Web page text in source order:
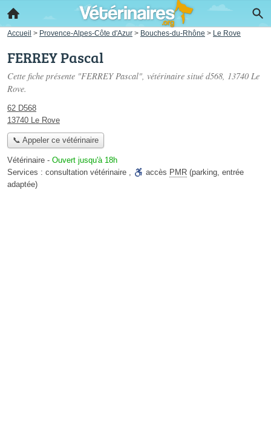
Accueil > Provence-Alpes-Côte d'Azur > Bouches-du-Rhône > Le Rove
FERREY Pascal
Cette fiche présente "FERREY Pascal", vétérinaire situé d568, 13740 Le
Rove.
62 D568
13740 Le Rove
📞 Appeler ce vétérinaire
Vétérinaire - Ouvert jusqu'à 18h
Services : consultation vétérinaire , accès PMR (parking, entrée
adaptée)